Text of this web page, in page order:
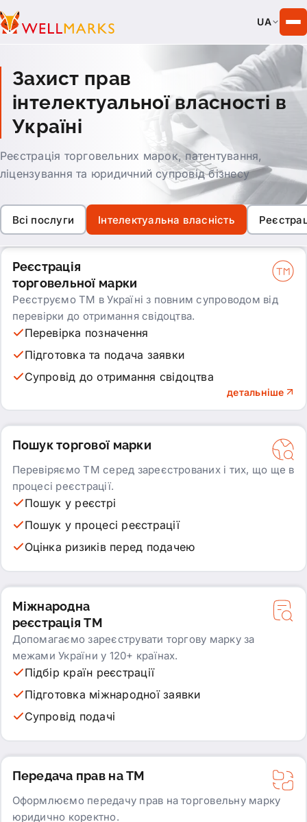
UA
Захист прав
інтелектуальної власності в
Україні
Реєстрація торговельних марок, патентування,
ліцензування та юридичний супровід бізнесу
Всі послуги Інтелектуальна власність
Реєстрація
торговельної марки
Реєструємо ТМ в Україні з повним супроводом від
перевірки до отримання свідоцтва.
Перевірка позначення
Підготовка та подача заявки
Супровід до отримання свідоцтва
детальніше
Пошук торгової марки
Перевіряємо ТМ серед зареєстрованих і тих, що ще в
процесі реєстрації.
Пошук у реєстрі
Пошук у процесі реєстрації
Оцінка ризиків перед подачею
Міжнародна
реєстрація ТМ
Допомагаємо зареєструвати торгову марку за
межами України у 120+ країнах.
Підбір країн реєстрації
Підготовка міжнародної заявки
Супровід подачі
Передача прав на ТМ
Оформлюємо передачу прав на торговельну марку
юридично коректно.